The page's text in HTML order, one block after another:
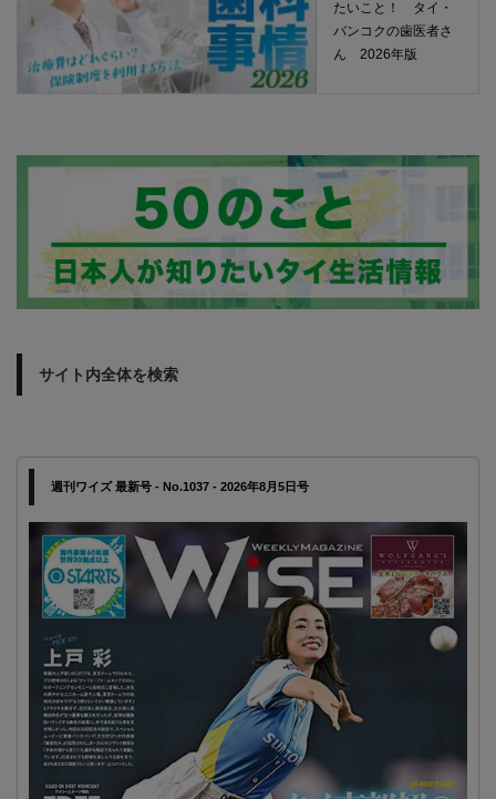
たいこと！ タイ・
バンコクの歯医者さ
ん 2026年版
サイト内全体を検索
週刊ワイズ 最新号 - No.1037 - 2026年8月5日号